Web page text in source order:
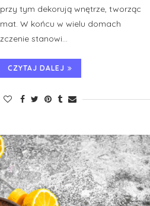
tym dekorują wnętrze, tworząc
W końcu w wielu domach
stanowi…
CZYTAJ DALEJ